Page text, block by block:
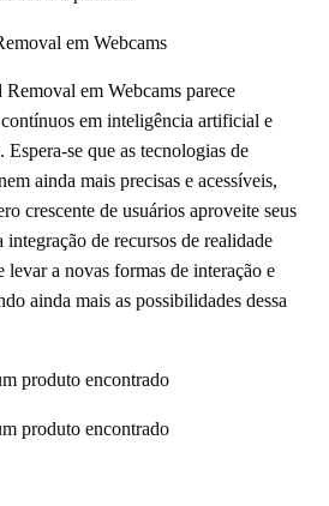
em Webcams
em Webcams parece
em inteligência artificial e
se que as tecnologias de
ainda mais precisas e acessíveis,
crescente de usuários aproveite seus
de recursos de realidade
levar a novas formas de interação e
ainda mais as possibilidades dessa
produto encontrado
produto encontrado